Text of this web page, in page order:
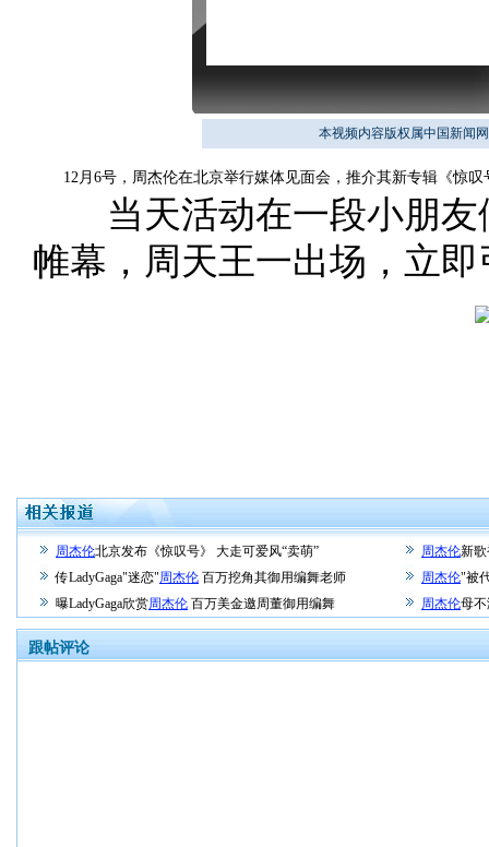
本视频内容版权属中国新闻
12月6号，周杰伦在北京举行媒体见面会，推介其新专辑《惊叹
当天活动在一段小朋友
帷幕，周天王一出场，立
周杰伦北京发布《惊叹号》 大走可爱风“卖萌” 周杰伦新
传LadyGaga"迷恋"周杰伦 百万挖角其御用编舞老师 周杰伦"被
曝LadyGaga欣赏周杰伦 百万美金邀周董御用编舞 周杰伦母
跟帖评论